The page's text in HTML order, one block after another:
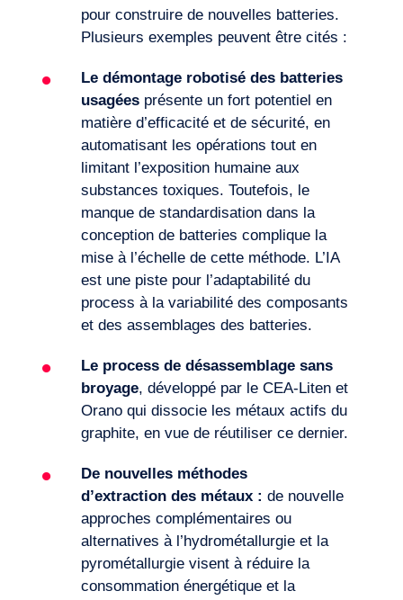
pour construire de nouvelles batteries.
Plusieurs exemples peuvent être cités :
Le démontage robotisé des batteries
usagéesprésente un fort potentiel en
matière d’efficacité et de sécurité, en
automatisant les opérations tout en
limitant l’exposition humaine aux
substances toxiques. Toutefois, le
manque de standardisation dans la
conception de batteries complique la
mise à l’échelle de cette méthode. L’IA
est une piste pour l’adaptabilité du
process à la variabilité des composants
et des assemblages des batteries.
Le process de désassemblage sans
broyage, développé par le CEA-Liten et
Orano qui dissocie les métaux actifs du
graphite, en vue de réutiliser ce dernier.
De nouvelles méthodes
d’extraction des métaux : de nouvelle
approches complémentaires ou
alternatives à l’hydrométallurgie et la
pyrométallurgie visent à réduire la
consommation énergétique et la